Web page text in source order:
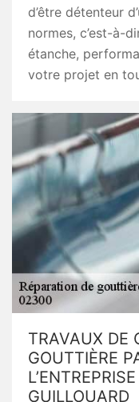
d’être détenteur
normes, c’est-à-
étanche,
votre projet en
TRAVAUX DE
GOUTTIÈRE
GUILLOUARD